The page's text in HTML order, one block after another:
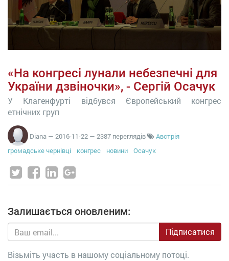
«На конгресі лунали небезпечні для
України дзвіночки», - Сергій Осачук
У Клагенфурті відбувся Європейський конгрес
етнічних груп
Diana — 2016-11-22 — 2387 переглядів
Австрія
громадське чернівці
конгрес новини Осачук
Залишається оновленим:
Підписатися
Візьміть участь в нашому соціальному потоці.